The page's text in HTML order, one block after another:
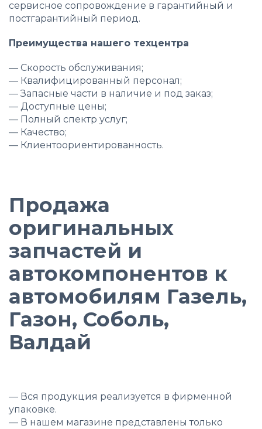
сервисное сопровождение в гарантийный и
постгарантийный период.
Преимущества нашего техцентра
— Скорость обслуживания;
— Квалифицированный персонал;
—Запасные части в наличие и под заказ;
— Доступные цены;
— Полный спектр услуг;
— Качество;
— Клиентоориентированность.
Продажа
оригинальных
запчастей и
автокомпонентов к
автомобилям Газель,
Газон, Соболь,
Валдай
— Вся продукция реализуется в фирменной
упаковке.
— В нашем магазине представлены только